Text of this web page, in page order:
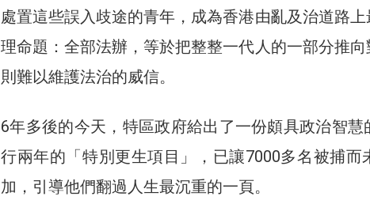
處置這些誤入歧途的青年，成為香港由亂及治道路
理命題：全部法辦，等於把整整一代人的一部分推向
則難以維護法治的威信。
6年多後的今天，特區政府給出了一份頗具政治智慧
行兩年的「特別更生項目」，已讓7000多名被捕而
加，引導他們翻過人生最沉重的一頁。